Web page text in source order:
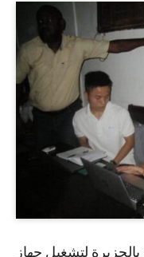
بالجزيرة لتشغيل جهاز